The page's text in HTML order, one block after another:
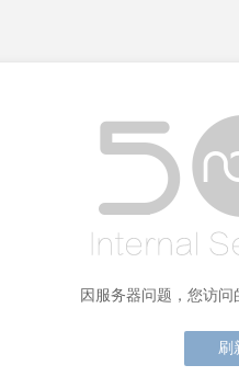
因服务器问题，您访
刷